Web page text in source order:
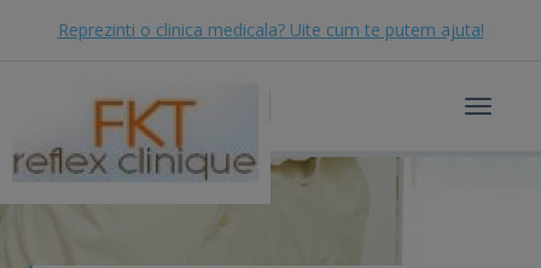
Reprezinti o clinica medicala? Uite cum te putem ajuta!
Toggle